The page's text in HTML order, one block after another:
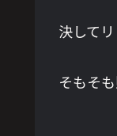
決して
そもそ